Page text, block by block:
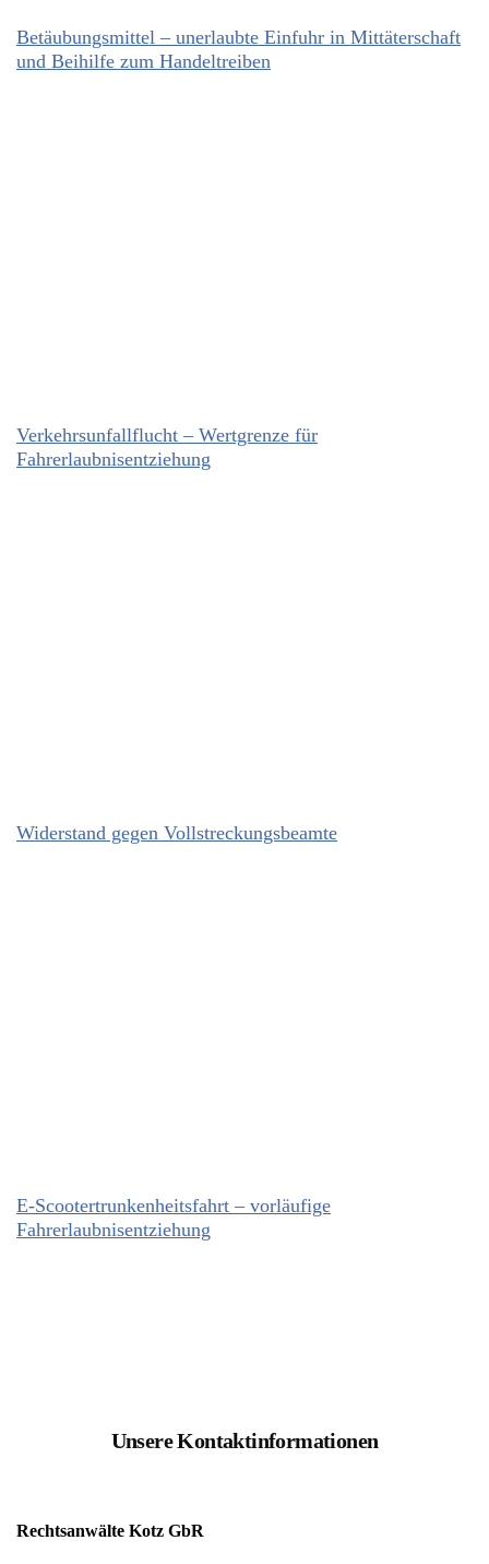
Betäubungsmittel – unerlaubte Einfuhr in Mittäterschaft
und Beihilfe zum Handeltreiben
Verkehrsunfallflucht – Wertgrenze für
Fahrerlaubnisentziehung
Widerstand gegen Vollstreckungsbeamte
E-Scootertrunkenheitsfahrt – vorläufige
Fahrerlaubnisentziehung
Unsere Kontaktinformationen
Rechtsanwälte Kotz GbR